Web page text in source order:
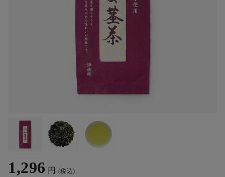
1,296 円 (税込)